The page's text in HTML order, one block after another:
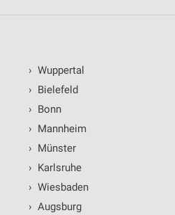
› Wuppertal
› Bielefeld
› Bonn
› Mannheim
› Münster
› Karlsruhe
› Wiesbaden
› Augsburg